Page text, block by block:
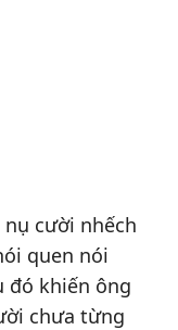
cười nhếch
quen nói
đó khiến ông
chưa từng